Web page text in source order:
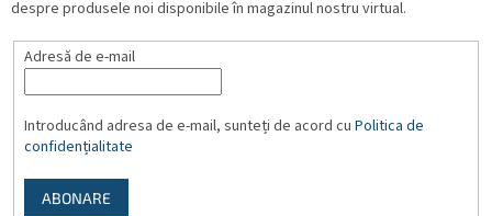
despre produsele noi disponibile în magazinul nostru virtual.
Adresă de e-mail
Introducând adresa de e-mail, sunteți de acord cu Politica de
confidențialitate
ABONARE